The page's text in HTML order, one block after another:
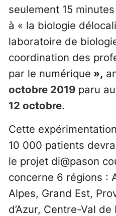
seulement 15
à « la biologie
laboratoire de
coordination des
par le numérique »,
octobre 2019paru au
12 octobre.
Cette
10 000 patients
le projet di@pason
concerne 6 régions :
Alpes, Grand Est,
d’Azur, Centre-Val